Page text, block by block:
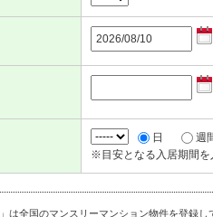
日
週
※目安となる入居期間を
は全国のマンスリーマンション物件を登録